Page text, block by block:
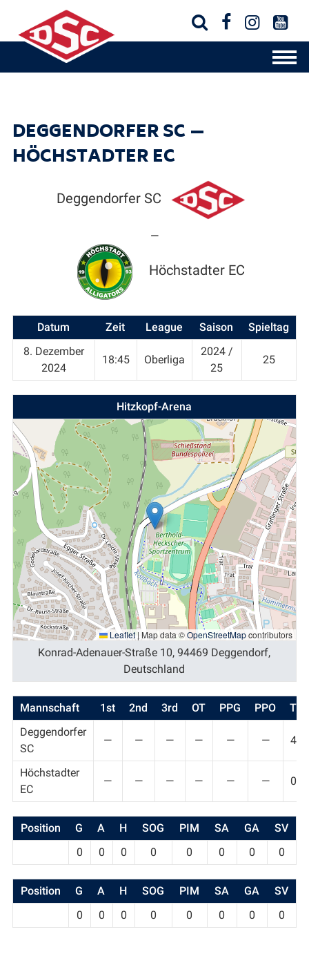
   
DEGGENDORFER SC —
HÖCHSTADTER EC
Deggendorfer SC
—
Höchstadter EC
Datum Zeit League Saison
Spieltag
8. Dezember
2024
18:45 Oberliga
2024 /
25
25
Hitzkopf-Arena
Leaflet | Map data ©OpenStreetMapcontributors
Konrad-Adenauer-Straße 10, 94469 Deggendorf,
Deutschland
Mannschaft 1st 2nd 3rd OT PPG PPO
T
Deggendorfer
SC
— — — — — — 4
Höchstadter
EC
— — — — — — 0
Position G A H SOG PIM SA GA
SV
0
0 0 0 0 0 0 0
Position G A H SOG PIM SA GA
SV
0
0 0 0 0 0 0 0